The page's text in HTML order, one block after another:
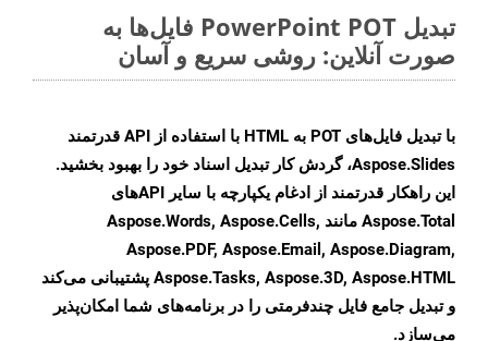
تبدیل PowerPoint POT فایل‌ها به
صورت آنلاین: روشی سریع و آسان
با تبدیل فایل‌های POT به HTML با استفاده از API قدرتمند
Aspose.Slides، گردش کار تبدیل اسناد خود را بهبود بخشید.
این راهکار قدرتمند از ادغام یکپارچه با سایر APIهای
Aspose.Total مانند Aspose.Words, Aspose.Cells,
Aspose.PDF, Aspose.Email, Aspose.Diagram,
Aspose.Tasks, Aspose.3D, Aspose.HTML پشتیبانی می‌کند
و تبدیل جامع فایل چندفرمتی را در برنامه‌های شما امکان‌پذیر
می‌سازد.